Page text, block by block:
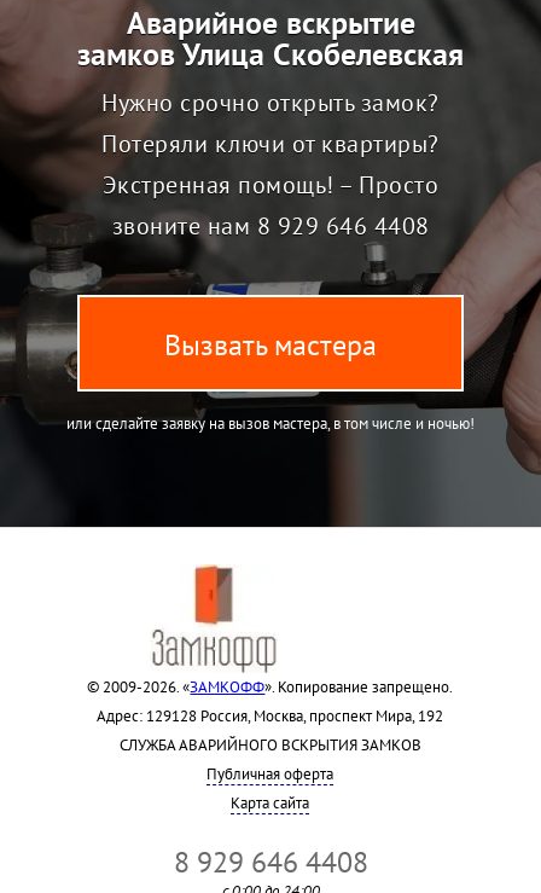
Аварийное вскрытие
замков Улица Скобелевская
Нужно срочно открыть замок?
Потеряли ключи от квартиры?
Экстренная помощь! – Просто
звоните нам 8 929 646 4408
Вызвать мастера
или сделайте заявку на вызов мастера, в том числе и ночью!
© 2009-2026. «ЗАМКОФФ». Копирование запрещено.
Адрес: 129128 Россия, Москва, проспект Мира, 192
СЛУЖБА АВАРИЙНОГО ВСКРЫТИЯ ЗАМКОВ
Публичная оферта
Карта сайта
8 929 646 4408